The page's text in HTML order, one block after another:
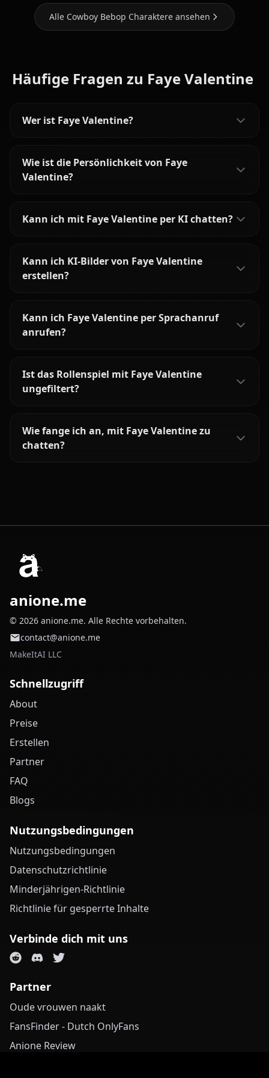
Alle Cowboy Bebop Charaktere ansehen
Häufige Fragen zu Faye Valentine
Wer ist Faye Valentine?
Wie ist die Persönlichkeit von Faye
Valentine?
Kann ich mit Faye Valentine per KI chatten?
Kann ich KI-Bilder von Faye Valentine
erstellen?
Kann ich Faye Valentine per Sprachanruf
anrufen?
Ist das Rollenspiel mit Faye Valentine
ungefiltert?
Wie fange ich an, mit Faye Valentine zu
chatten?
anione.me
© 2026 anione.me. Alle Rechte vorbehalten.
contact@anione.me
MakeItAI LLC
Schnellzugriff
About
Preise
Erstellen
Partner
FAQ
Blogs
Nutzungsbedingungen
Nutzungsbedingungen
Datenschutzrichtlinie
Minderjährigen-Richtlinie
Richtlinie für gesperrte Inhalte
Verbinde dich mit uns
Partner
Oude vrouwen naakt
FansFinder - Dutch OnlyFans
Anione Review